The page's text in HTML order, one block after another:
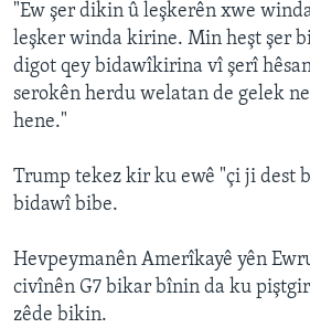
"Ew şer dikin û leşkerên xwe
leşker winda kirine. Min heşt şer
digot qey bidawîkirina vî şerî
serokên herdu welatan de gelek
hene."
Trump tekez kir ku ewê "çi ji dest
bidawî bibe.
Hevpeymanên Amerîkayê yên
civînên G7 bikar bînin da ku
zêde bikin.